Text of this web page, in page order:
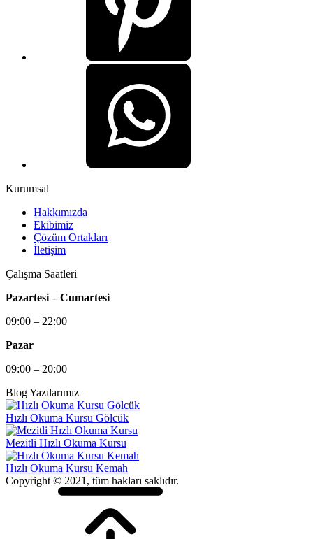
Kurumsal
Hakkımızda
Ekibimiz
Çözüm Ortakları
İletişim
Çalışma Saatleri
Pazartesi – Cumartesi
09:00 – 22:00
Pazar
09:00 – 20:00
Blog Yazılarımız
Hızlı Okuma Kursu Gölcük
Mezitli Hızlı Okuma Kursu
Hızlı Okuma Kursu Kemah
Copyright © 2021, tüm hakları saklıdır.